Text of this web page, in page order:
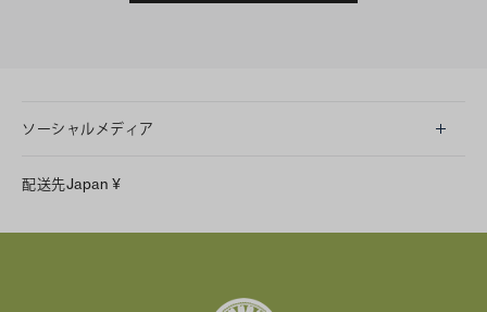
ソーシャルメディア
Facebook
配送先Japan ¥